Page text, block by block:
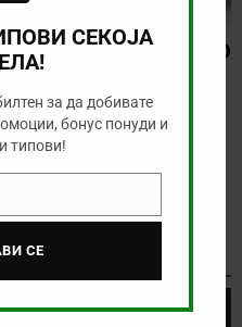
21:00) ГРЕМИО
а ние ќе го
првенство
СЕКОЈА
за да добивате
бонус понуди и
типови!
СЕ